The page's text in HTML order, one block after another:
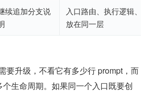
续追加分支说
入口路由、执行逻辑、
放在同一层
要升级，不看它有多少行 prompt，而
生命周期。如果同一个入口既要创